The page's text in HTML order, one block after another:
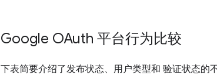
Google OAuth 平台行为比较
下表简要介绍了发布状态、用户类型和 验证状态的